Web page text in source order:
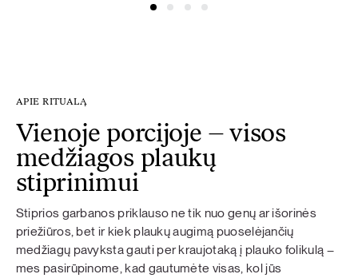
APIE RITUALĄ
Vienoje porcijoje – visos
medžiagos plaukų
stiprinimui
Stiprios garbanos priklauso ne tik nuo genų ar išorinės
priežiūros, bet ir kiek plaukų augimą puoselėjančių
medžiagų pavyksta gauti per kraujotaką į plauko folikulą –
mes pasirūpinome, kad gautumėte visas, kol jūs